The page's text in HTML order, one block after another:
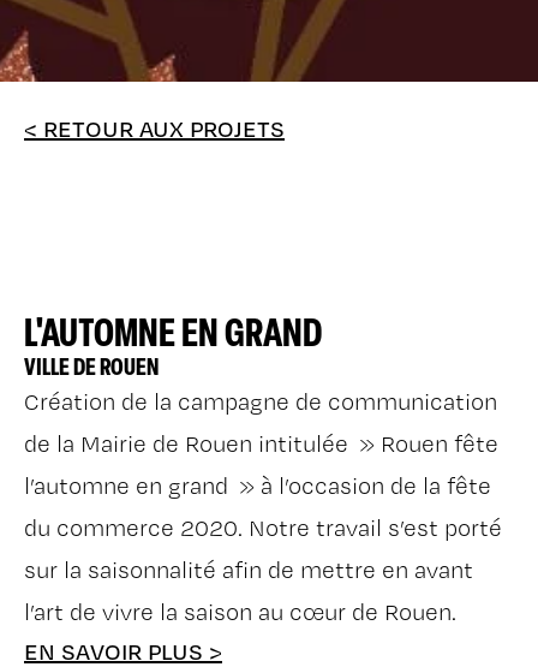
< RETOUR AUX PROJETS
L'AUTOMNE EN GRAND
VILLE DE ROUEN
Création de la campagne de communication
de la Mairie de Rouen intitulée » Rouen fête
l’automne en grand » à l’occasion de la fête
du commerce 2020. Notre travail s’est porté
sur la saisonnalité afin de mettre en avant
l’art de vivre la saison au cœur de Rouen.
EN SAVOIR PLUS >